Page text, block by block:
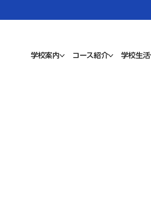
学校案内 コース紹介 学校生活